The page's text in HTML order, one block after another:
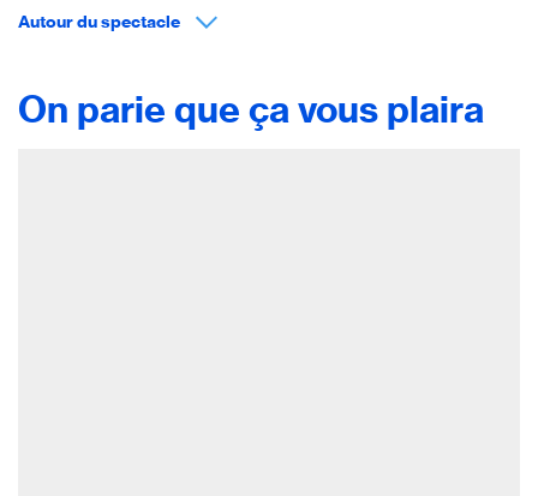
Autour du spectacle
On parie que ça vous plaira